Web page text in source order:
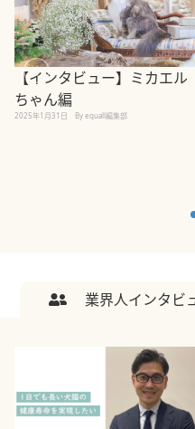
【インタビュー】ミカエル
ちゃん編
2025年1月31日 By equall編集部
業界人インタビ